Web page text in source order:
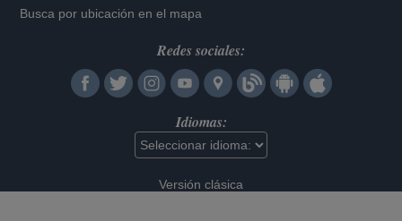
Busca por ubicación en el mapa
Redes sociales:
Idiomas:
Versión clásica